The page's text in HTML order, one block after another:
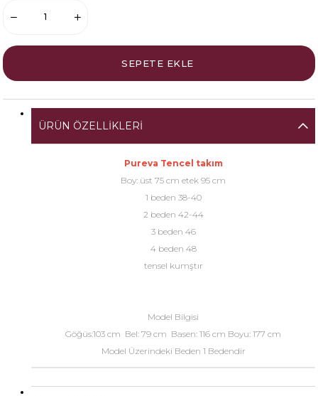
ÜRÜN ÖZELLIKLERI
Pureva Tencel takım
Boy: üst 75 cm etek 95 cm
1 beden 38-40
2 beden 42-44
3 beden 46
4 beden 48
tensel kumştır
Model Bilgisi
Göğüs:103 cm Bel: 79 cm Basen: 116 cm Boyu: 177 cm
Model Üzerindeki Beden 1 Bedendir